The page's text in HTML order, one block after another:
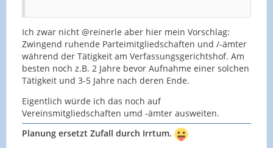
Ich zwar nicht @reinerle aber hier mein Vorschlag:
Zwingend ruhende Parteimitgliedschaften und /-ämter
während der Tätigkeit am Verfassungsgerichtshof. Am
besten noch z.B. 2 Jahre bevor Aufnahme einer solchen
Tätigkeit und 3-5 Jahre nach deren Ende.
Eigentlich würde ich das noch auf
Vereinsmitgliedschaften umd -ämter ausweiten.
Planung ersetzt Zufall durch Irrtum.